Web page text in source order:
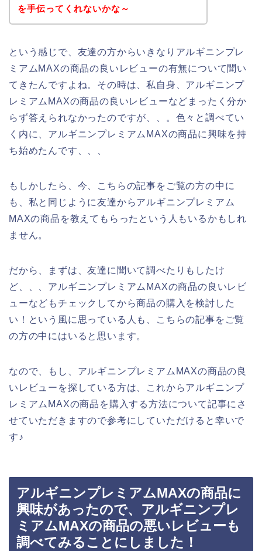
を手伝ってくれないかな～
という感じで、友達の方からいきなりアルギニンプレ
ミアムMAXの商品の良いレビューの有無について聞い
てきたんですよね。その時は、私自身、アルギニンプ
レミアムMAXの商品の良いレビューなどまったく分か
らず答えられなかったのですが、、。色々と調べてい
く内に、アルギニンプレミアムMAXの商品に興味を持
ち始めたんです、、、
もしかしたら、今、こちらの記事をご覧の方の中に
も、私と同じように友達からアルギニンプレミアム
MAXの商品を教えてもらったという人もいるかもしれ
ません。
だから、まずは、友達に聞いて調べたりもしたけ
ど、、、アルギニンプレミアムMAXの商品の良いレビ
ューなどもチェックしてから商品の購入を検討した
い！という風に思っている人も、こちらの記事をご覧
の方の中にはいると思います。
なので、もし、アルギニンプレミアムMAXの商品の良
いレビューを探している方は、これからアルギニンプ
レミアムMAXの商品を購入する方法について記事にさ
せていただきますので参考にしていただけると幸いで
す♪
アルギニンプレミアムMAXの商品に
興味があったので、アルギニンプレ
ミアムMAXの商品の悪いレビューも
調べてみることにしました！